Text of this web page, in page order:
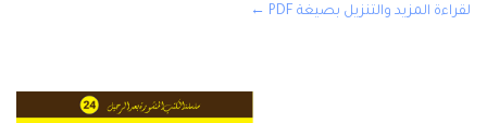
لقراءة المزيد والتنزيل بصيغة PDF ←